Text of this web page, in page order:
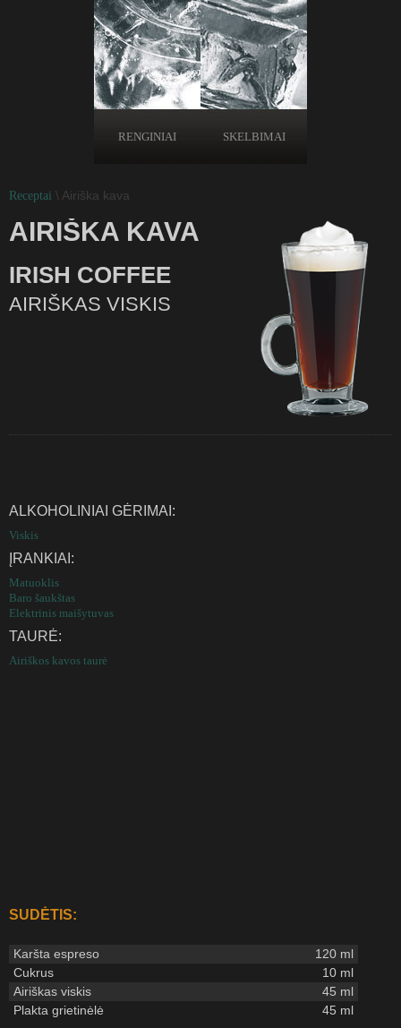
RENGINIAI SKELBIMAI
Receptai \ Airiška kava
AIRIŠKA KAVA
IRISH COFFEE
AIRIŠKAS VISKIS
ALKOHOLINIAI GĖRIMAI:
Viskis
ĮRANKIAI:
Matuoklis
Baro šaukštas
Elektrinis maišytuvas
TAURĖ:
Airiškos kavos taurė
SUDĖTIS:
Karšta espreso
120 ml
Cukrus
10 ml
Airiškas viskis
45 ml
Plakta grietinėlė
45 ml